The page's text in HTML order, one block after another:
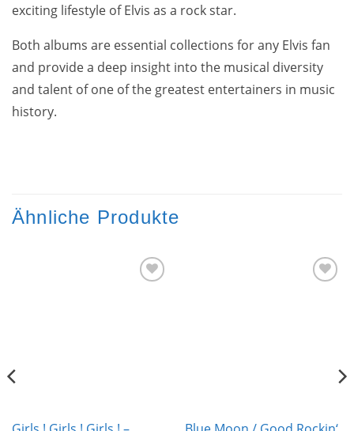
exciting lifestyle of Elvis as a rock star.
Both albums are essential collections for any Elvis fan
and provide a deep insight into the musical diversity
and talent of one of the greatest entertainers in music
history.
Ähnliche Produkte